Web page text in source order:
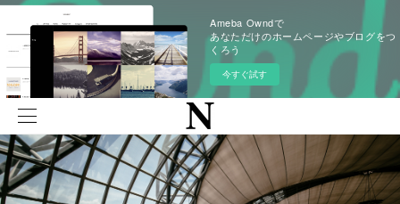
Ameba Owndで
あなただけのホームページやブログをつ
くろう
今すぐ試す